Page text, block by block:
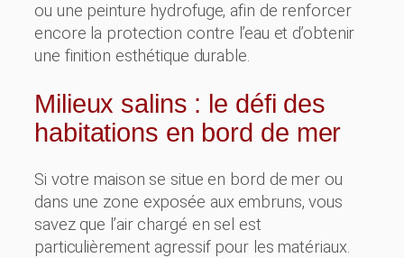
ou une peinture hydrofuge, afin de renforcer
encore la protection contre l’eau et d’obtenir
une finition esthétique durable.
Milieux salins : le défi des
habitations en bord de mer
Si votre maison se situe en bord de mer ou
dans une zone exposée aux embruns, vous
savez que l’air chargé en sel est
particulièrement agressif pour les matériaux.